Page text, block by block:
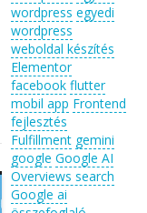
wordpress egyedi
wordpress
weboldal készítés
Elementor
facebook flutter
mobil app Frontend
fejlesztés
Fulfillment gemini
google Google AI
Overviews search
Google ai